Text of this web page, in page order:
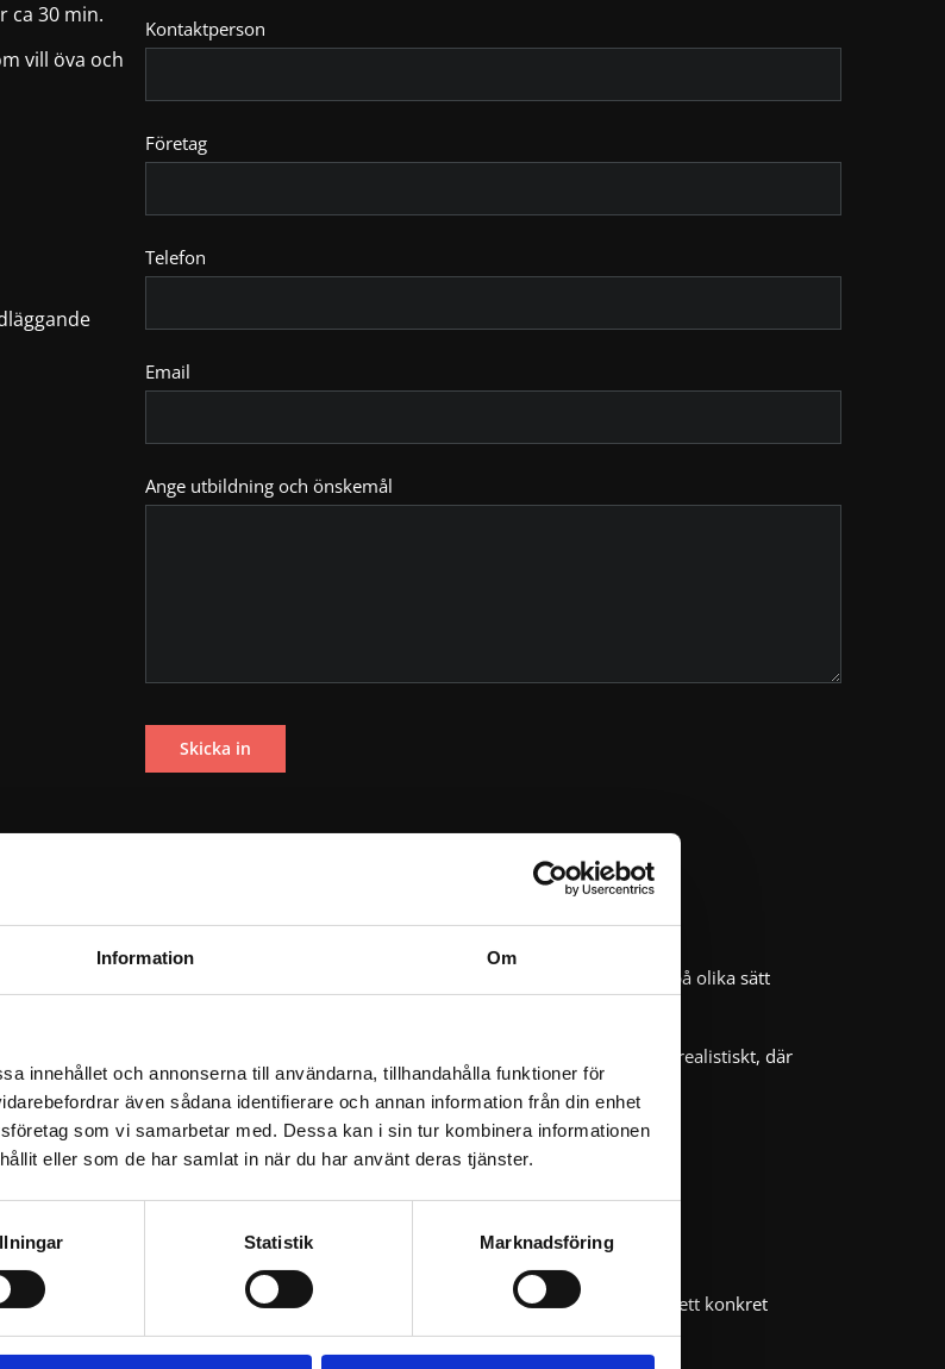
Information Om
innehållet och annonserna till användarna, tillhandahålla funktioner för
även sådana identifierare och annan information från din enhet
som vi samarbetar med. Dessa kan i sin tur kombinera informationen
eller som de har samlat in när du har använt deras tjänster.
Statistik Marknadsföring
ca 30 min.
vill öva och
Kontaktperson
Företag
Telefon
Email
Ange utbildning och önskemål
att utrymma lokalerna vid brand eller annan fara. Övningen kan genomföras på olika sätt
möjlighet att fokusera på rutinerna. I andra fall kan övningen genomföras mer realistiskt, där
att genomföra en säker, snabb och kontrollerad utrymning.
brandskyddsarbete
del av verksamhetens systematiska brandskyddsarbete.
på hur brandskyddet fungerar i praktiken. Er verksamhet i Motala får också ett konkret
åtgärder.